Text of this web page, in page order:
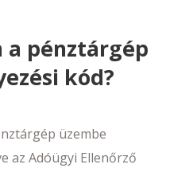
a pénztárgép
kód?
üzembe
az Adóügyi Ellenőrző